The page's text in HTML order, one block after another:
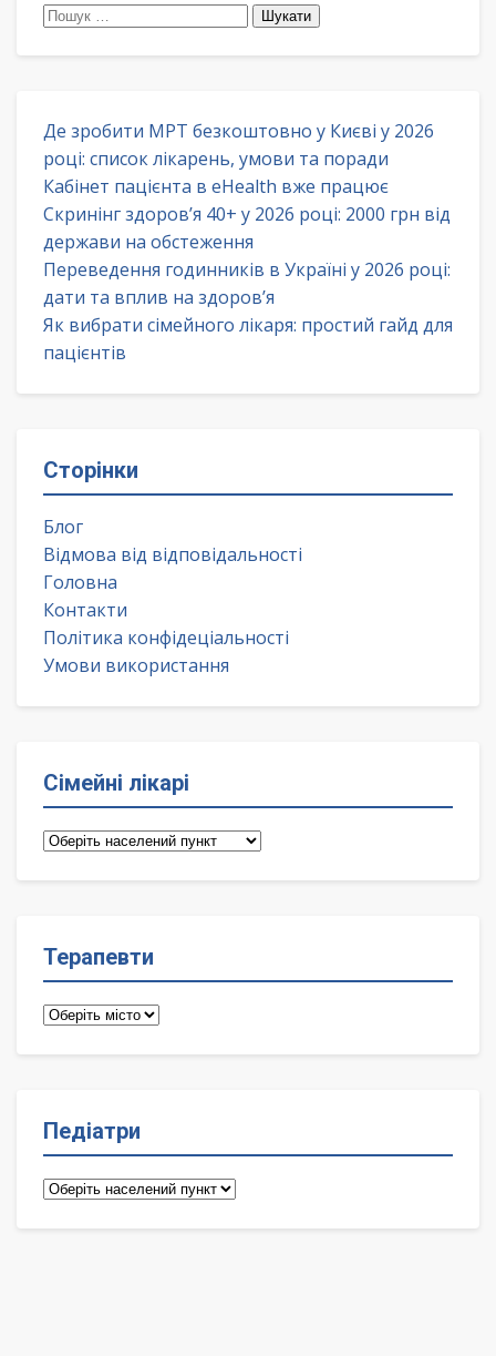
Пошук:
Де зробити МРТ безкоштовно у Києві у 2026
році: список лікарень, умови та поради
Кабінет пацієнта в eHealth вже працює
Скринінг здоров’я 40+ у 2026 році: 2000 грн від
держави на обстеження
Переведення годинників в Україні у 2026 році:
дати та вплив на здоров’я
Як вибрати сімейного лікаря: простий гайд для
пацієнтів
Сторінки
Блог
Відмова від відповідальності
Головна
Контакти
Політика конфідеціальності
Умови використання
Сімейні лікарі
Сімейні
Терапевти
Терапевти
Педіатри
Педіатри